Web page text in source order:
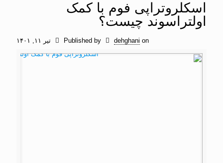
اسکلروتراپی فوم با کمک
اولتراسوند چیست؟
Published by dehghani on تیر ۱۱, ۱۴۰۱